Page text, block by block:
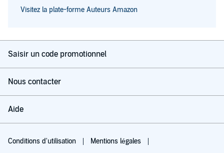
Visitez la plate-forme Auteurs Amazon
Saisir un code promotionnel
Nous contacter
Aide
Conditions d'utilisation Mentions légales